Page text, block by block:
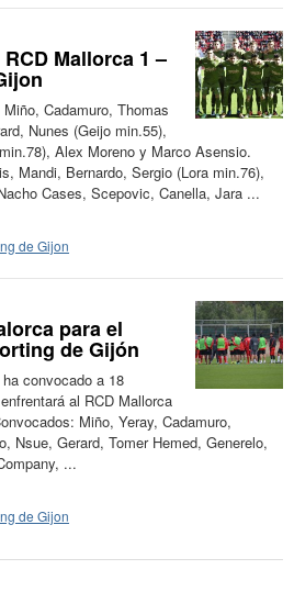
Mallorca 1 –
Cadamuro, Thomas
Nunes (Geijo min.55),
Alex Moreno y Marco Asensio.
Mandi, Bernardo, Sergio (Lora min.76),
Cases, Scepovic, Canella, Jara ...
de Gijon
para el
de Gijón
convocado a 18
al RCD Mallorca
Miño, Yeray, Cadamuro,
Nsue, Gerard, Tomer Hemed, Generelo,
...
de Gijon